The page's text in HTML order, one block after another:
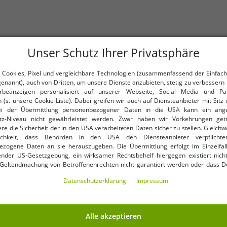
Cayler & Sons steht für
Die Kollektionen vereinen
Details.
Ob im Alltag oder beim
Statement.
Jedes Piece spiegelt den
Unser Schutz Ihrer Privatsphäre
Pixel und vergleichbare Technologien (zusammenfassend der
auch von Dritten, um unsere Dienste anzubieten, stetig zu verbessern
personalisiert auf unserer Webseite, Social Media und
(s. unsere Cookie-Liste). Dabei greifen wir auch auf Diensteanbieter mit Sitz
der Übermittlung personenbezogener Daten in die USA kann ein
Niveau nicht gewährleistet werden. Zwar haben wir Vorkehrungen
die Sicherheit der in den USA verarbeiteten Daten sicher zu stellen.
dass Behörden in den USA den Diensteanbieter
Daten an sie herauszugeben. Die Übermittlung erfolgt im
US-Gesetzgebung, ein wirksamer Rechtsbehelf hiergegen existiert
von Betroffenenrechten nicht garantiert werden oder dass
in die USA für einverstanden (s.a. unsere Datenschutzerklärung). Du hast
erklären oder unter „Weitere Einstellungen“ an Deine Wünsche
Daten­schutz­erklärung Impressum
Alle akzeptieren